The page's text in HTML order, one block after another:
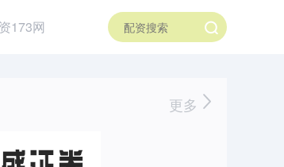
173网
更多